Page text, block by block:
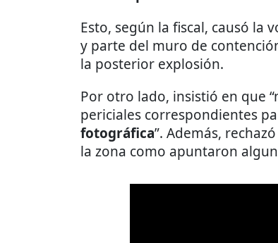
Esto, según la fiscal, causó la
y parte del muro de
la posterior explosión.
Por otro lado, insistió en que
periciales correspondientes
fotográfica”. Además,
la zona como apuntaron